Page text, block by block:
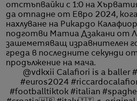
отстъпвайки с 1:0 на
да отпадне от Евро 2024,
нахлуване на Рикардо
подготви Матиа Дзакани от
зашеметяващ изравнителен
греда в последните секунди
продължение на мача.
@vdkxii Calafiori is a baller
#euros2024
#footballtiktok #italian